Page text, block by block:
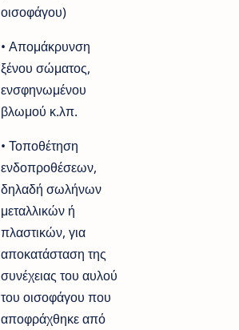
οισοφάγου)
• Απομάκρυνση
ξένου σώματος,
ενσφηνωμένου
βλωμού κ.λπ.
• Τοποθέτηση
ενδοπροθέσεων,
δηλαδή σωλήνων
μεταλλικών ή
πλαστικών, για
αποκατάσταση της
συνέχειας του αυλού
του οισοφάγου που
αποφράχθηκε από